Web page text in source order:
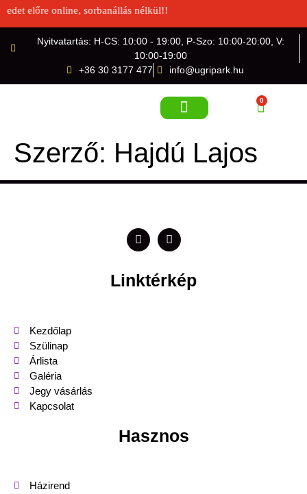
előre online, sorbanállás nélkül!!
Nyitvatartás: H-CS: 10:00 - 19:00, P-Szo: 10:00-20:00, V:
10:00-19:00
+36 30 3177 477
info@ugripark.hu
0
Szerző: Hajdú Lajos
Linktérkép
Kezdőlap
Szülinap
Árlista
Galéria
Jegy vásárlás
Kapcsolat
Hasznos
Házirend